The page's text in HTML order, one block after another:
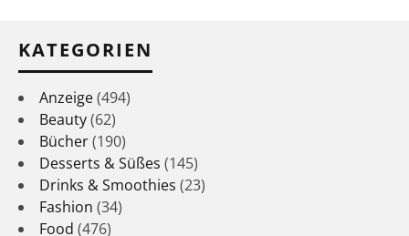
KATEGORIEN
Anzeige(494)
Beauty(62)
Bücher(190)
Desserts & Süßes (145)
Drinks & Smoothies (23)
Fashion (34)
Food (476)